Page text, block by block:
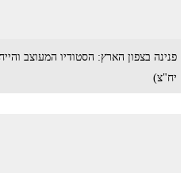
פנינה בצפון הארץ: הסטודיו המעוצב
יח"צ)